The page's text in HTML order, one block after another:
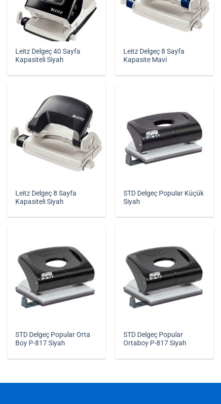
Leitz Delgeç 40 Sayfa
Kapasiteli Siyah
Leitz Delgeç 8 Sayfa
Kapasite Mavi
Leitz Delgeç 8 Sayfa
Kapasiteli Siyah
STD Delgeç Popular Küçük
Siyah
STD Delgeç Popular Orta
Boy P-817 Siyah
STD Delgeç Popular
Ortaboy P-817 Siyah